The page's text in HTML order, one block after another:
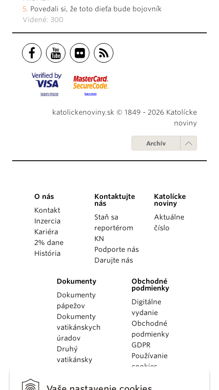
Povedali si, že toto dieťa bude bojovník
Videné: 300
katolickenoviny.sk © 1849 - 2026 Katolícke
noviny
Archív
O nás
Kontakt
Inzercia
Kariéra
2% dane
História
Kontaktujte
nás
Staň sa
reportérom
KN
Podporte nás
Darujte nás
Katolícke
noviny
Aktuálne
číslo
Dokumenty
Dokumenty
pápežov
Dokumenty
vatikánskych
úradov
Druhý
vatikánsky
Obchodné
podmienky
Digitálne
vydanie
Obchodné
podmienky
GDPR
Používanie
cookies